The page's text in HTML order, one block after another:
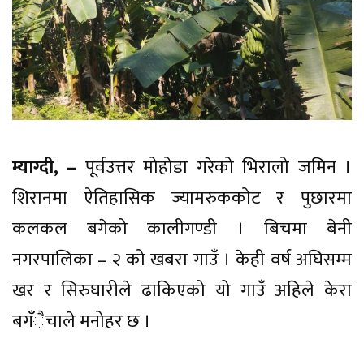
म्याग्दी, – पूर्वउत्तर मोहोडा गरेको भिरालो जमिन ।
शिरानमा ऐतिहासिक ज्यामरुककोट र पुछारमा
कलकल बगेको कालीगण्डी । बिचमा बेनी
नगरपालिका – २ को खबरा गाउँ । केही वर्ष अघिसम्म
खर र सिरुघारीले ढाकिएको यो गाउँ अहिले केरा
बगँैचाले मनोहर छ ।